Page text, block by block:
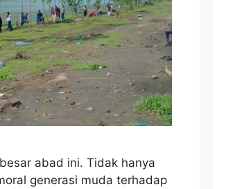
abad ini. Tidak hanya
generasi muda terhadap